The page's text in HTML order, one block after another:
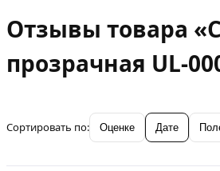
Отзывы товара
прозрачная UL-
Сортировать по: Оценке Дате